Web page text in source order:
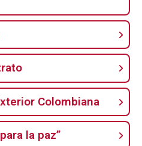
Colombiana
la paz”